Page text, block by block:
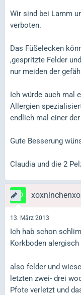
Wir sind bei Lamm
verboten.
Das Füßelecken
,gespritzte Felder
nur meiden der
Ich würde auch mal
Allergien
endlich mal einer
Gute Besserung
Claudia und die 2
13. März 2013
Ich hab schon
Korkboden
also felder und
letzten zwei- drei
Pfote verletzt und